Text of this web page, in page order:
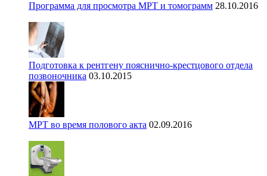
Программа для просмотра МРТ и томограмм 28.10.2016
Подготовка к рентгену пояснично-крестцового отдела
позвоночника 03.10.2015
МРТ во время полового акта 02.09.2016